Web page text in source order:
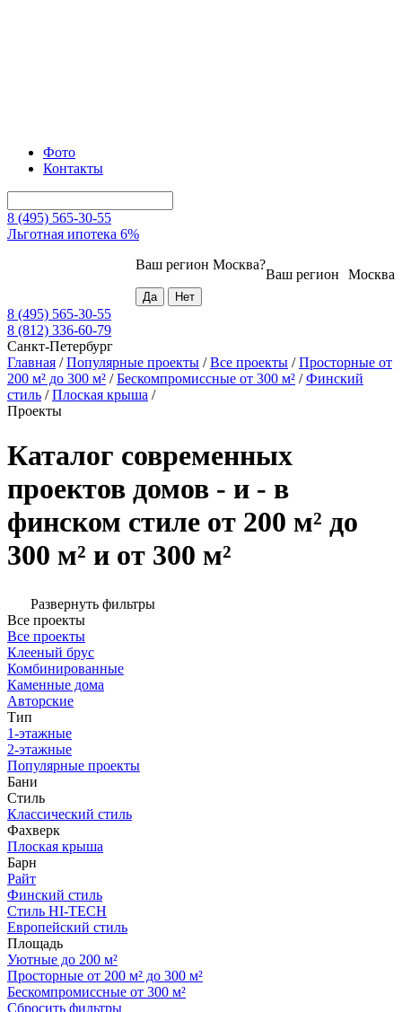
Фото
Контакты
8 (495) 565-30-55
Льготная ипотека 6%
Москва
Ваш регион
Ваш регион Москва?
8 (495) 565-30-55
8 (812) 336-60-79
Санкт-Петербург
Главная /Популярные проекты /Все проекты /Просторные от
200 м² до 300 м² /Бескомпромиссные от 300 м² /Финский
стиль /Плоская крыша /
Проекты
Каталог современных
проектов домов - и - в
финском стиле от 200 м² до
300 м² и от 300 м²
Развернуть фильтры
Все проекты
Все проекты
Клееный брус
Комбинированные
Каменные дома
Авторские
Тип
1-этажные
2-этажные
Популярные проекты
Бани
Стиль
Классический стиль
Фахверк
Плоская крыша
Барн
Райт
Финский стиль
Стиль HI-TECH
Европейский стиль
Площадь
Уютные до 200 м²
Просторные от 200 м² до 300 м²
Бескомпромиссные от 300 м²
Сбросить фильтры